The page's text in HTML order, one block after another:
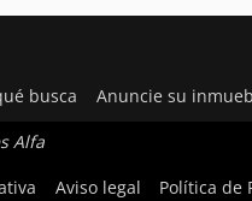
busca Anuncie su
Alfa
Aviso legal Política de